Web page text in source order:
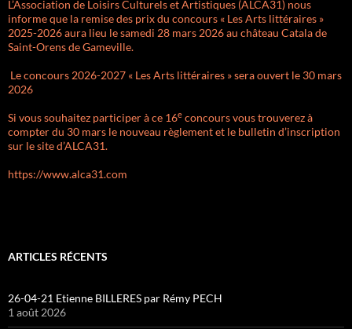
L’Association de Loisirs Culturels et Artistiques (ALCA31) nous
informe que la remise des prix du concours « Les Arts littéraires »
2025-2026 aura lieu le samedi 28 mars 2026 au château Catala de
Saint-Orens de Gameville.
Le concours 2026-2027 « Les Arts littéraires » sera ouvert le 30 mars
2026
Si vous souhaitez participer à ce 16e concours vous trouverez à
compter du 30 mars le nouveau règlement et le bulletin d’inscription
sur le site d’ALCA31.
https://www.alca31.com
ARTICLES RÉCENTS
26-04-21 Etienne BILLERES par Rémy PECH
1 août 2026